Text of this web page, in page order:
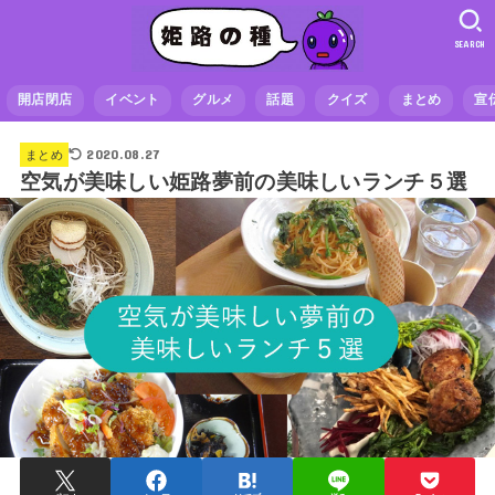
開店閉店 イベント グルメ 話題 クイズ まとめ 宣
SEARCH
まとめ 2020.08.27
空気が美味しい姫路夢前の美味しいランチ５選